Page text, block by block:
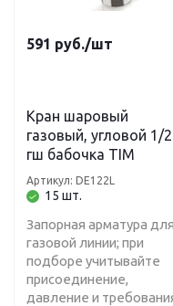
591 руб./шт
Кран шаровый
газовый, угловой 1/
гш бабочка TIM
15 шт.
Артикул: DE122L
Запорная арматура для
газовой линии; при
подборе учитывайте
присоединение,
давление и